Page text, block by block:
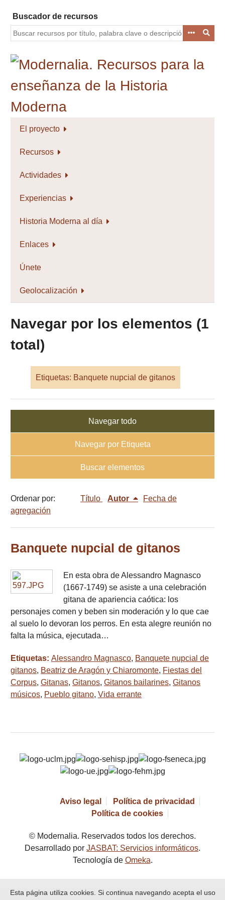
contenido
principal
Buscador de recursos
El proyecto
Recursos
Actividades
Experiencias
Historia Moderna al día
Enlaces
Únete
Geolocalización
Navegar por los elementos (1
total)
Etiquetas: Banquete nupcial de gitanos
Navegar todo
Navegar por Etiqueta
Buscar elementos
Ordenar por: Título Autor
Fecha de
agregación
Banquete nupcial de gitanos
En esta obra de Alessandro Magnasco
(1667-1749) se asiste a una celebración
gitana de apariencia caótica: los
personajes comen y beben sin moderación y lo que cae
al suelo lo devoran los perros. En esta alegre reunión no
falta la música, ejecutada…
Etiquetas: Alessandro Magnasco, Banquete nupcial de
gitanos, Beatriz de Aragón y Chiaromonte, Fiestas del
Corpus, Gitanas, Gitanos, Gitanos bailarines, Gitanos
músicos, Pueblo gitano, Vida errante
Aviso legal
Política de privacidad
Política de cookies
© Modernalia. Reservados todos los derechos.
Desarrollado por JASBAT: Servicios informáticos.
Tecnología de Omeka.
Esta página utiliza cookies. Si continua navegando acepta el uso